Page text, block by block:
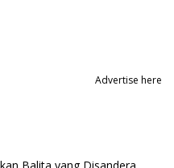
Advertise here